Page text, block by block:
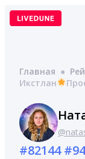
Перейти
Главная ●
Икстлан
#82144